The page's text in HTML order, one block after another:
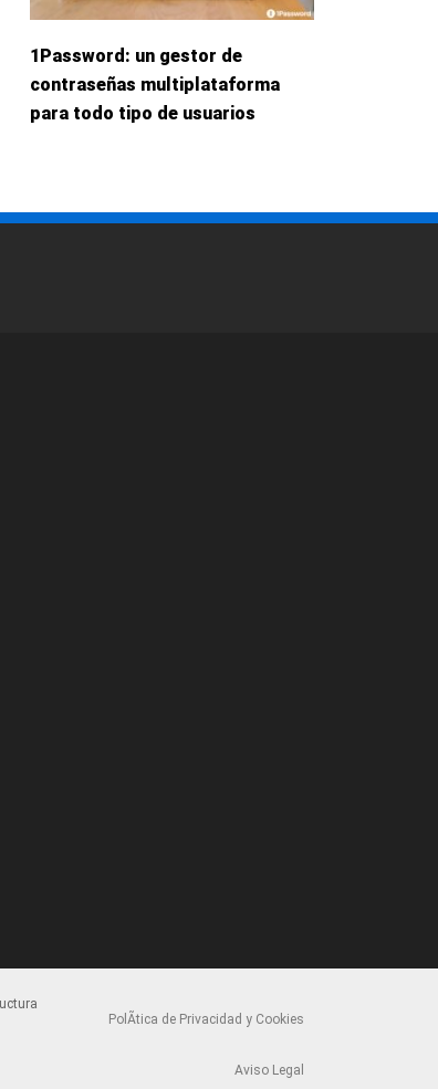
1Password: un gestor de
contraseñas multiplataforma
para todo tipo de usuarios
PolÃ­tica de Privacidad y Cookies
Aviso Legal